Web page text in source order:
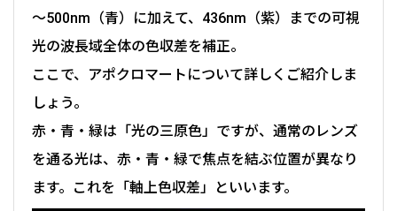
～500nm（青）に加えて、436nm（紫）までの可視
光の波長域全体の色収差を補正。
ここで、アポクロマートについて詳しくご紹介しま
しょう。
赤・青・緑は「光の三原色」ですが、通常のレンズ
を通る光は、赤・青・緑で焦点を結ぶ位置が異なり
ます。これを「軸上色収差」といいます。